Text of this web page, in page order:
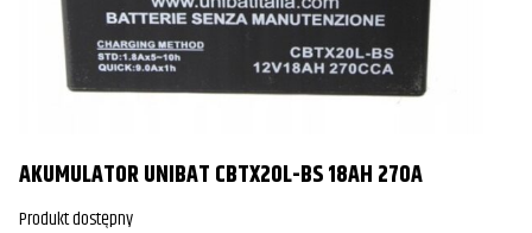
AKUMULATOR UNIBAT CBTX20L-BS 18AH 270A
Produkt dostępny